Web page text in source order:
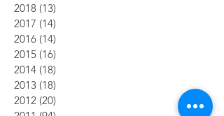
2018 (13)
2017 (14)
2016 (14)
2015 (16)
2014 (18)
2013 (18)
2012 (20)